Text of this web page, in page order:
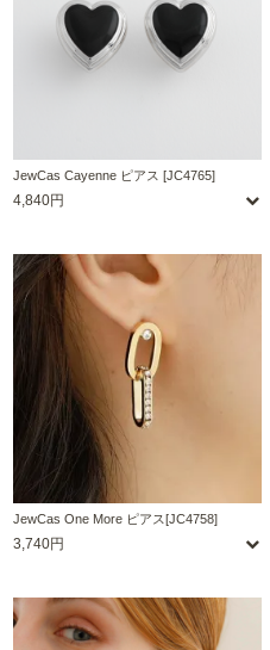
JewCas Cayenne ピアス [JC4765]
4,840円
JewCas One More ピアス[JC4758]
3,740円